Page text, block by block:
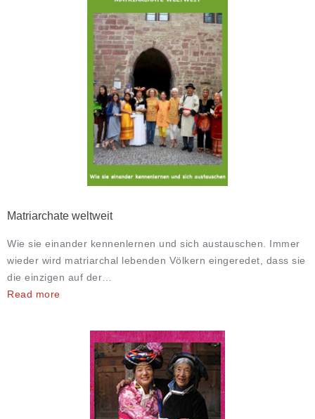
Matriarchate weltweit
Wie sie einander kennenlernen und sich austauschen. Immer
wieder wird matriarchal lebenden Völkern eingeredet, dass sie
die einzigen auf der…
Read more